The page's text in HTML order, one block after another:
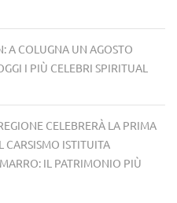
A COLUGNA UN AGOSTO
I PIÙ CELEBRI SPIRITUAL
CELEBRERÀ LA PRIMA
CARSISMO ISTITUITA
IL PATRIMONIO PIÙ